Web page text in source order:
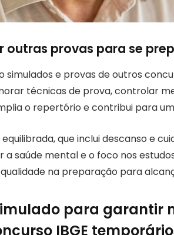
outras provas para se
e provas de outros
técnicas de prova, controlar
o repertório e contribui para
que inclui descanso e
saúde mental e o foco nos
na preparação para
para garantir
IBGE